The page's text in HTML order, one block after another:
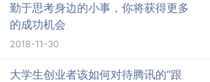
勤于思考身边的小事，你将获得更多
的成功机会
2018-11-30
大学生创业者该如何对待腾讯的“跟